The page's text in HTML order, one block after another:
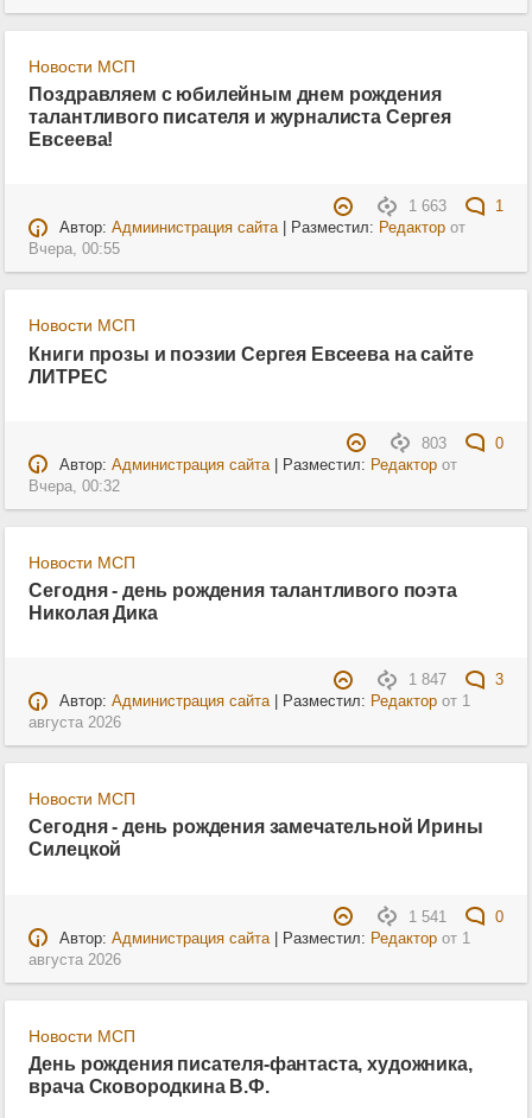
Новости МСП
Поздравляем с юбилейным днем рождения
талантливого писателя и журналиста Сергея
Евсеева!
1 663
1
Автор: Адмиинистрация сайта| Разместил: Редакторот
Вчера, 00:55
Новости МСП
Книги прозы и поэзии Сергея Евсеева на сайте
ЛИТРЕС
803
0
Автор: Администрация сайта| Разместил: Редакторот
Вчера, 00:32
Новости МСП
Сегодня - день рождения талантливого поэта
Николая Дика
1 847
3
Автор: Администрация сайта| Разместил: Редакторот 1
августа 2026
Новости МСП
Сегодня - день рождения замечательной Ирины
Силецкой
1 541
0
Автор: Администрация сайта| Разместил: Редакторот 1
августа 2026
Новости МСП
День рождения писателя-фантаста, художника,
врача Сковородкина В.Ф.